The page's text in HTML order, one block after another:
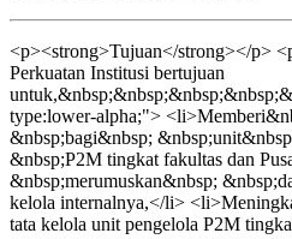
<p><strong>Tujuan</strong></p>
Perkuatan Institusi bertujuan
type:lower-alpha;">
&nbsp;bagi&nbsp;
&nbsp;P2M tingkat fakultas dan
&nbsp;merumuskan&nbsp;
kelola internalnya,</li>
tata kelola unit pengelola P2M